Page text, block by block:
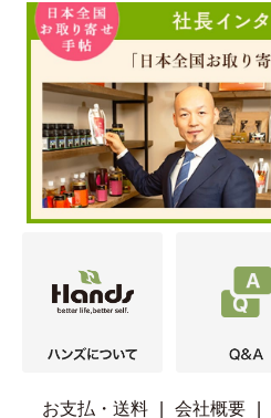
お支払・送料 会社概要